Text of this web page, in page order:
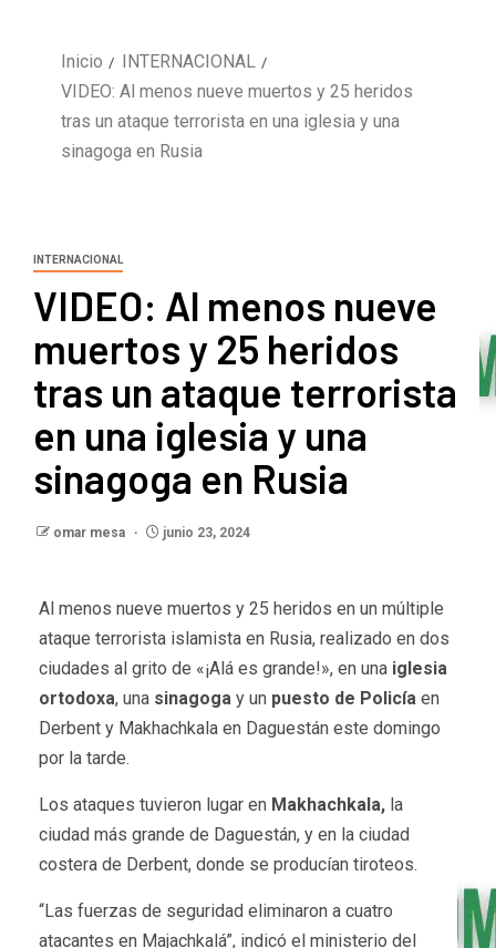
Inicio
INTERNACIONAL
VIDEO: Al menos nueve muertos y 25 heridos
tras un ataque terrorista en una iglesia y una
sinagoga en Rusia
INTERNACIONAL
VIDEO: Al menos nueve
muertos y 25 heridos
tras un ataque terrorista
en una iglesia y una
sinagoga en Rusia
omar mesa junio 23, 2024
Al menos nueve muertos y 25 heridos en un múltiple
ataque terrorista islamista en Rusia, realizado en dos
ciudades al grito de «¡Alá es grande!», en una iglesia
ortodoxa, una sinagoga y un puesto de Policía en
Derbent y Makhachkala en Daguestán este domingo
por la tarde.
Los ataques tuvieron lugar en Makhachkala, la
ciudad más grande de Daguestán, y en la ciudad
costera de Derbent, donde se producían tiroteos.
“Las fuerzas de seguridad eliminaron a cuatro
atacantes en Majachkalá”, indicó el ministerio del